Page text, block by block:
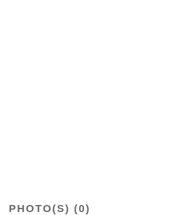
PHOTO(S) (0)